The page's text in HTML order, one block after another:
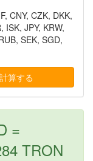
CNY, CZK, DKK,
ISK, JPY, KRW,
SEK, SGD,
=
TRON